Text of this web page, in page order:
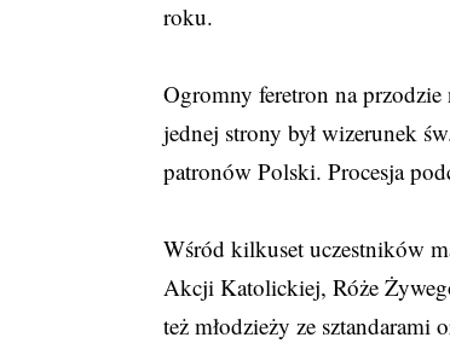
roku.
Ogromny feretron na
jednej strony był wizerunek
patronów Polski. Procesja
Wśród kilkuset uczestników
Akcji Katolickiej, Róże
też młodzieży ze sztandarami